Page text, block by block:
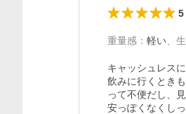
5
重量感 ： 軽い
キャッシュレス
飲みに行くとき
って不便だし、
安っぽくなくし